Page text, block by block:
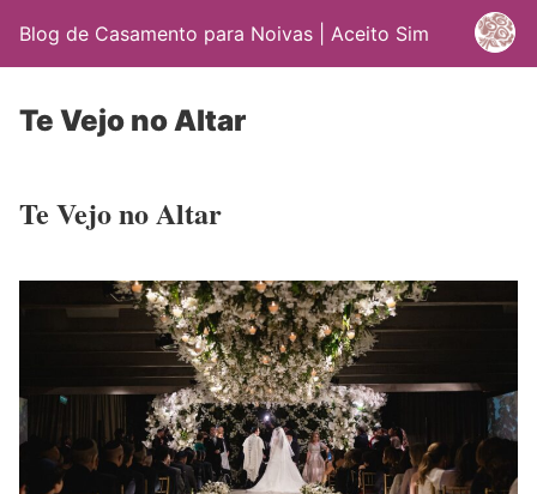
Blog de Casamento para Noivas | Aceito Sim
Te Vejo no Altar
Te Vejo no Altar